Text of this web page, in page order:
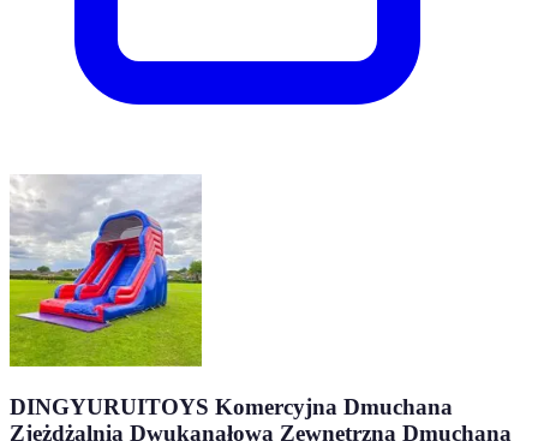
DINGYURUITOYS Komercyjna Dmuchana
Zjeżdżalnia Dwukanałowa Zewnętrzna Dmuchana